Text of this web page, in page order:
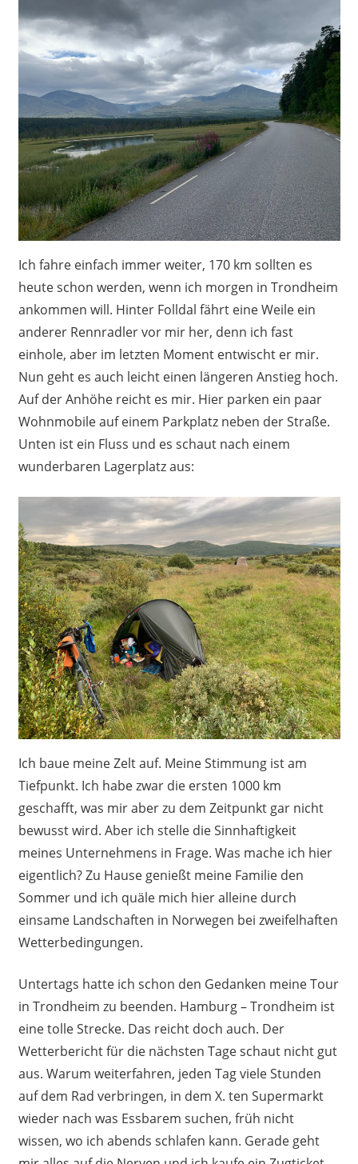
Ich fahre einfach immer weiter, 170 km sollten es
heute schon werden, wenn ich morgen in Trondheim
ankommen will. Hinter Folldal fährt eine Weile ein
anderer Rennradler vor mir her, denn ich fast
einhole, aber im letzten Moment entwischt er mir.
Nun geht es auch leicht einen längeren Anstieg hoch.
Auf der Anhöhe reicht es mir. Hier parken ein paar
Wohnmobile auf einem Parkplatz neben der Straße.
Unten ist ein Fluss und es schaut nach einem
wunderbaren Lagerplatz aus:
Ich baue meine Zelt auf. Meine Stimmung ist am
Tiefpunkt. Ich habe zwar die ersten 1000 km
geschafft, was mir aber zu dem Zeitpunkt gar nicht
bewusst wird. Aber ich stelle die Sinnhaftigkeit
meines Unternehmens in Frage. Was mache ich hier
eigentlich? Zu Hause genießt meine Familie den
Sommer und ich quäle mich hier alleine durch
einsame Landschaften in Norwegen bei zweifelhaften
Wetterbedingungen.
Untertags hatte ich schon den Gedanken meine Tour
in Trondheim zu beenden. Hamburg – Trondheim ist
eine tolle Strecke. Das reicht doch auch. Der
Wetterbericht für die nächsten Tage schaut nicht gut
aus. Warum weiterfahren, jeden Tag viele Stunden
auf dem Rad verbringen, in dem X. ten Supermarkt
wieder nach was Essbarem suchen, früh nicht
wissen, wo ich abends schlafen kann. Gerade geht